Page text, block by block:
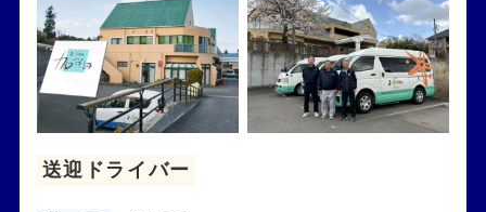
送迎ドライバー